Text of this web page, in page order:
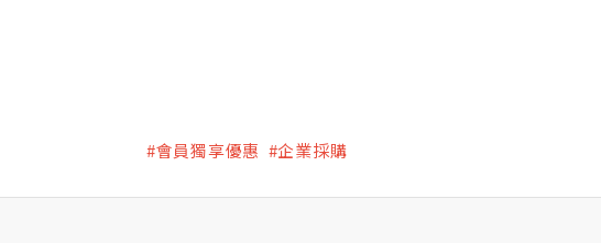
#會員獨享優惠 #企業採購